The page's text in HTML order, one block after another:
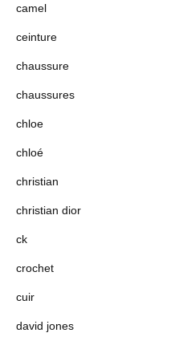
camel
ceinture
chaussure
chaussures
chloe
chloé
christian
christian dior
ck
crochet
cuir
david jones